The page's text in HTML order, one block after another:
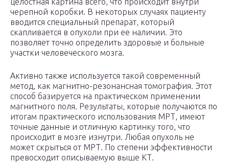
черепной коробки. В некоторых случаях пациенту
вводится специальный препарат, который
скапливается в опухоли при ее наличии. Это
позволяет точно определить здоровые и больные
участки человеческого мозга.
Активно также используется такой современный
метод, как магнитно-резонансная томография. Этот
способ базируется на практическом применении
магнитного поля. Результаты, которые получаются по
итогам практического использования МРТ, имеют
точные данные и отличную картинку того, что
происходит в мозге изнутри. Любая опухоль не
может скрыться от МРТ. По степени эффективности
превосходит описываемую выше КТ.